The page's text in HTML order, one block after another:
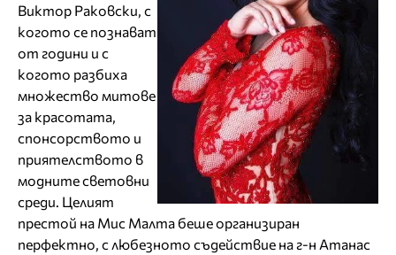
Виктор Раковски, с
когото се познават
от години и с
когото разбиха
множество митове
за красотата,
спонсорството и
приятелството в
модните световни
среди. Целият
престой на Мис Малта беше организиран
перфектно, с любезното съдействие на г-н Атанас